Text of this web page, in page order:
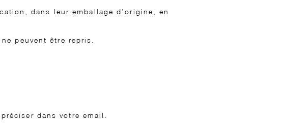
dans leur emballage d’origine, en
peuvent être repris.
dans votre email.